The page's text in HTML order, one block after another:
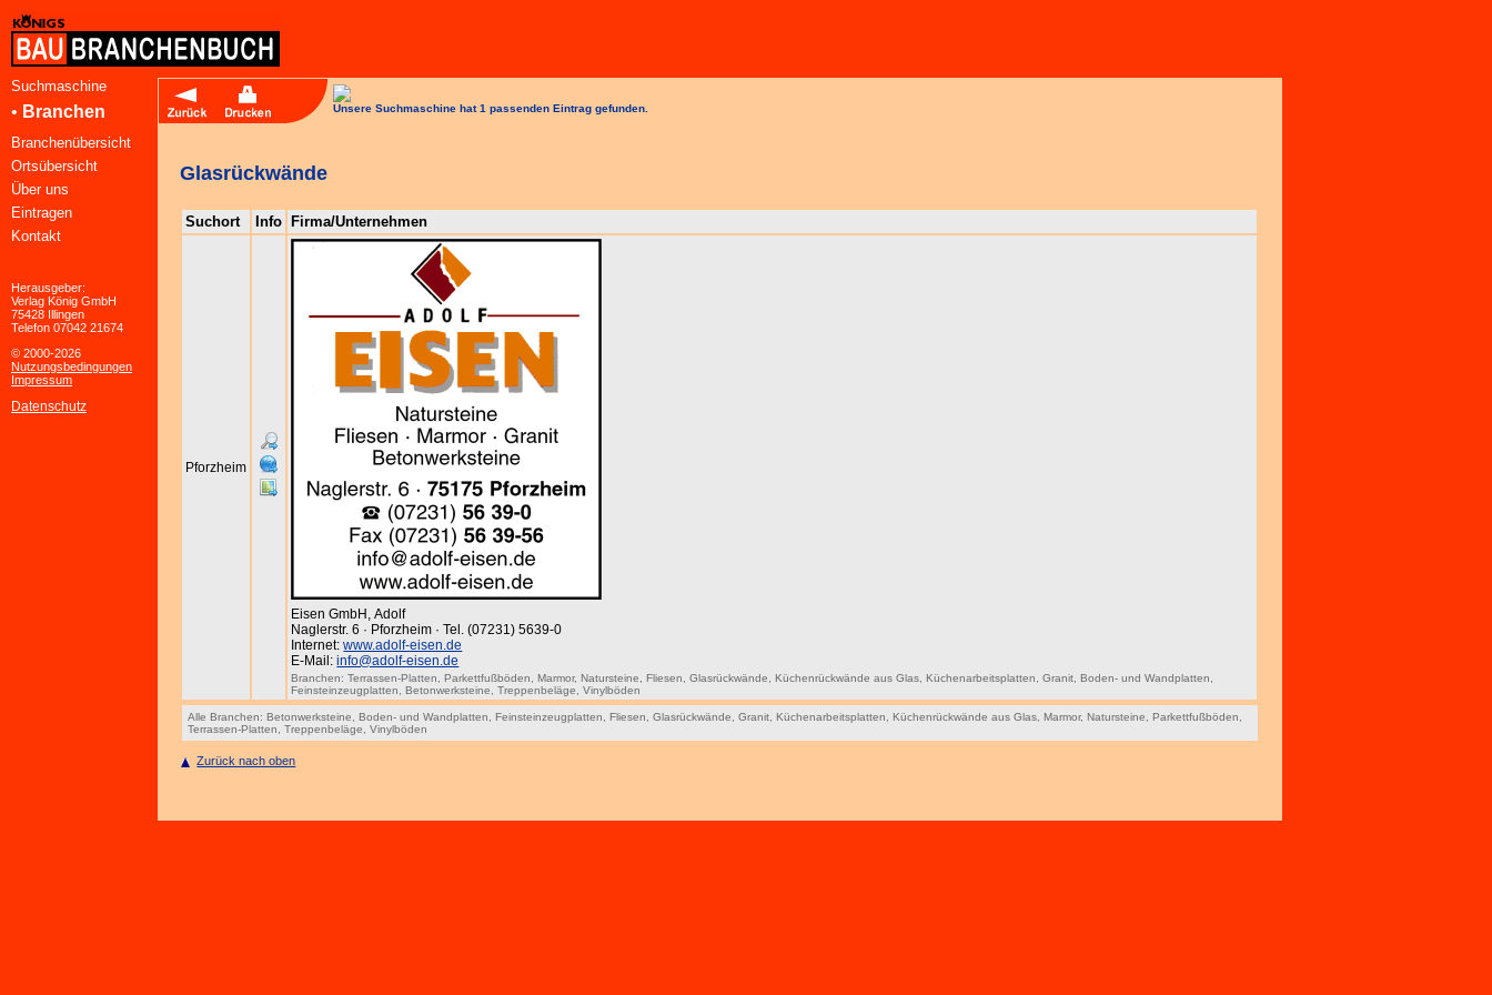
Suchmaschine
• Branchen
Branchenübersicht
Ortsübersicht
Über uns
Eintragen
Kontakt
Herausgeber:
Verlag König GmbH
75428 Illingen
Telefon 07042 21674
© 2000-2026
Nutzungsbedingungen
Impressum
Datenschutz
Unsere Suchmaschine hat 1 passenden Eintrag gefunden.
Glasrückwände
Suchort Info Firma/Unternehmen
Pforzheim
Eisen GmbH, Adolf
Naglerstr. 6 · Pforzheim · Tel. (07231) 5639-0
Internet:www.adolf-eisen.de
E-Mail:info@adolf-eisen.de
Branchen:Terrassen-Platten ,Parkettfußböden ,Marmor,Natursteine ,Fliesen ,Glasrückwände ,Küchenrückwände aus Glas ,Küchenarbeitsplatten ,Granit ,Boden- und Wandplatten
Feinsteinzeugplatten
,Betonwerksteine ,Treppenbeläge ,Vinylböden
Alle Branchen:Betonwerksteine ,Boden- und Wandplatten ,Feinsteinzeugplatten ,Fliesen ,Glasrückwände ,Granit ,Küchenarbeitsplatten ,Küchenrückwände aus Glas ,Marmor,Natursteine ,Parkettfußböden
Terrassen-Platten
,Treppenbeläge ,Vinylböden
Zurück nach oben